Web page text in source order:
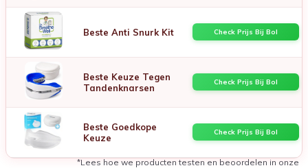
Beste Anti Snurk Kit Check Prijs Bij Bol
Beste Keuze Tegen
Tandenknarsen
Check Prijs Bij Bol
Beste Goedkope
Keuze
Check Prijs Bij Bol
*Lees hoe we producten testen en beoordelen in onze